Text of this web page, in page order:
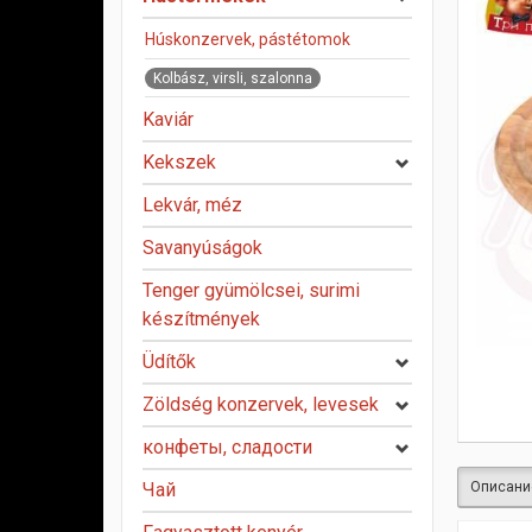
Húskonzervek, pástétomok
Kolbász, virsli, szalonna
Kaviár
Kekszek
Lekvár, méz
Savanyúságok
Tenger gyümölcsei, surimi
készítmények
Üdítők
Zöldség konzervek, levesek
конфеты, сладости
Чай